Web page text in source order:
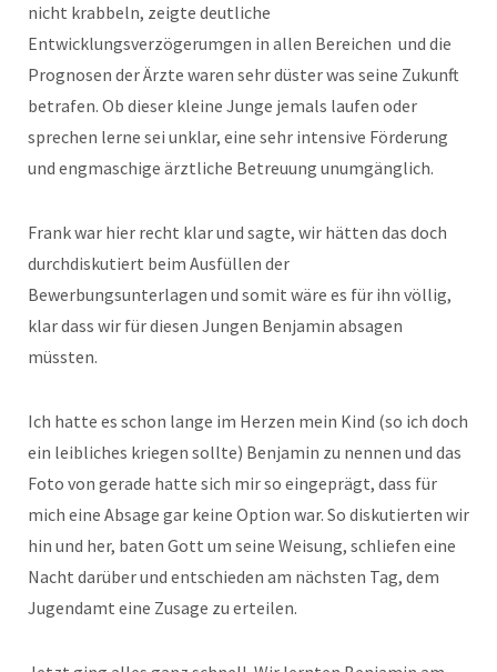
nicht krabbeln, zeigte deutliche
Entwicklungsverzögerumgen in allen Bereichen und die
Prognosen der Ärzte waren sehr düster was seine Zukunft
betrafen. Ob dieser kleine Junge jemals laufen oder
sprechen lerne sei unklar, eine sehr intensive Förderung
und engmaschige ärztliche Betreuung unumgänglich.
Frank war hier recht klar und sagte, wir hätten das doch
durchdiskutiert beim Ausfüllen der
Bewerbungsunterlagen und somit wäre es für ihn völlig,
klar dass wir für diesen Jungen Benjamin absagen
müssten.
Ich hatte es schon lange im Herzen mein Kind (so ich doch
ein leibliches kriegen sollte) Benjamin zu nennen und das
Foto von gerade hatte sich mir so eingeprägt, dass für
mich eine Absage gar keine Option war. So diskutierten wir
hin und her, baten Gott um seine Weisung, schliefen eine
Nacht darüber und entschieden am nächsten Tag, dem
Jugendamt eine Zusage zu erteilen.